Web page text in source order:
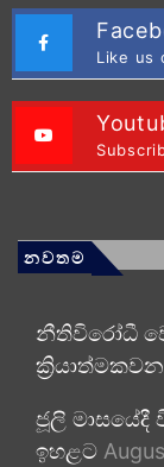
Like us
නවතම
නීතිවිරෝධී
ජූලි මාසයේදී
ඉහළට